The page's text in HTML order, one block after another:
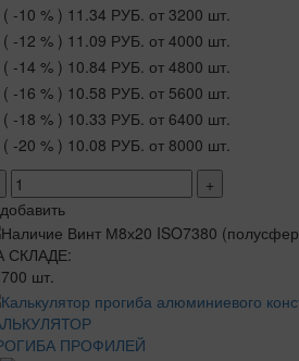
( -10 % ) 11.34 РУБ. от 3200 шт.
( -12 % ) 11.09 РУБ. от 4000 шт.
( -14 % ) 10.84 РУБ. от 4800 шт.
( -16 % ) 10.58 РУБ. от 5600 шт.
( -18 % ) 10.33 РУБ. от 6400 шт.
( -20 % ) 10.08 РУБ. от 8000 шт.
+
добавить
СКЛАДЕ:
шт.
ПРОФИЛЕЙ